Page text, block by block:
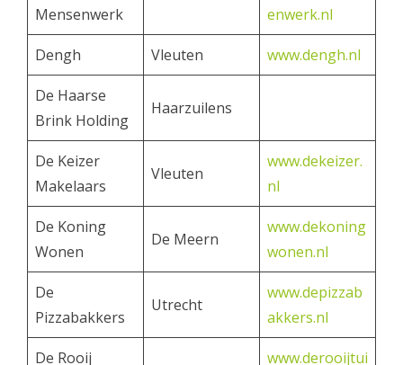
Mensenwerk
enwerk.nl
Dengh Vleuten www.dengh.nl
De Haarse
Brink Holding
Haarzuilens
De Keizer
Makelaars
Vleuten
www.dekeizer.
nl
De Koning
Wonen
De Meern
www.dekoning
wonen.nl
De
Pizzabakkers
Utrecht
www.depizzab
akkers.nl
De Rooij www.derooijtui